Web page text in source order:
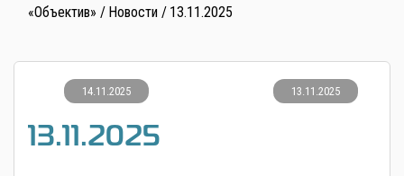
«Объектив»
Новости 13.11.2025
14.11.2025 13.11.2025
13.11.2025